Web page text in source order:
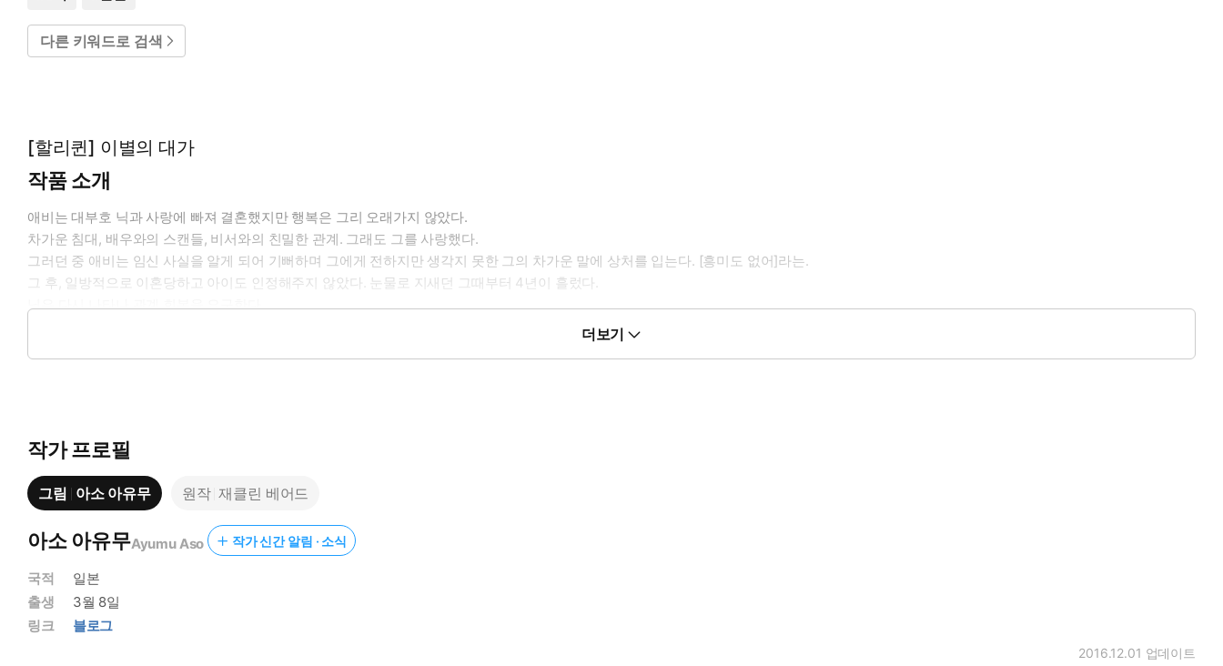
다른 키워드로 검색
[할리퀸] 이별의 대가
작품 소개
애비는 대부호 닉과 사랑에 빠져 결혼했지만 행복은 그리 오래가지 않았다.
차가운 침대, 배우와의 스캔들, 비서와의 친밀한 관계. 그래도 그를 사랑했다.
그러던 중 애비는 임신 사실을 알게 되어 기뻐하며 그에게 전하지만 생각지 못한 그의 차가운 말에 상처를 입는다. [흥미도 없어]라는.
그 후, 일방적으로 이혼당하고 아이도 인정해주지 않았다. 눈물로 지새던 그때부터 4년이 흘렀다.
닉은 다시 나타나 관계 회복을 요구한다.
더보기
작가 프로필
그림 아소 아유무 원작 재클린 베어드
아소 아유무Ayumu Aso 작가 신간 알림 · 소식
국적
일본
출생
3월 8일
링크
블로그
2016.12.01 업데이트